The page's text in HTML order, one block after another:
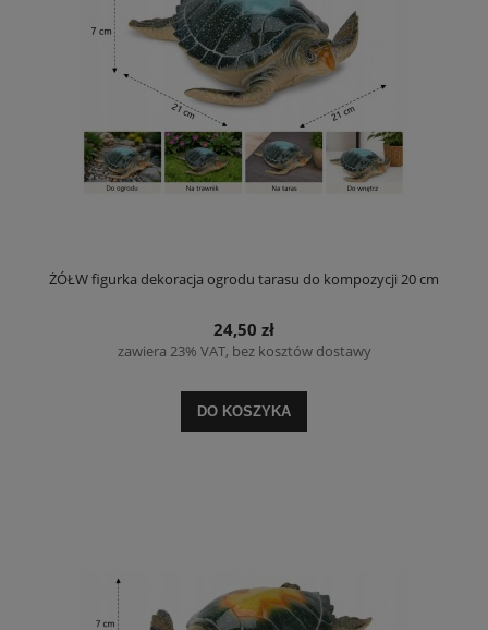
ŻÓŁW figurka dekoracja ogrodu tarasu do kompozycji 20 cm
24,50 zł
zawiera 23% VAT, bez kosztów dostawy
DO KOSZYKA